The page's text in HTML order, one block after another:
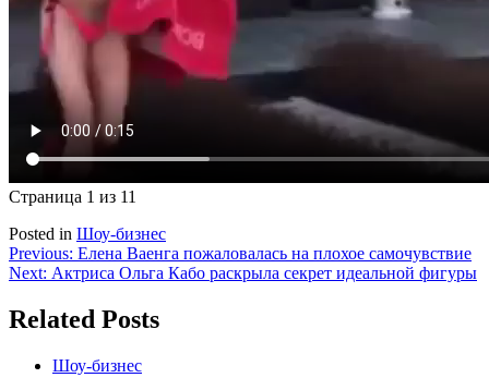
Страница 1 из 11
Posted in Шоу-бизнес
Навигация
по
записям
Previous: Елена Ваенга пожаловалась на плохое самочувствие
Next: Актриса Ольга Кабо раскрыла секрет идеальной фигуры
Related Posts
Шоу-бизнес